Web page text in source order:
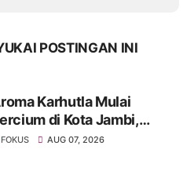
POSTINGAN INI
Karhutla Mulai
di Kota Jambi,
Diminta Waspada
FOKUS AUG 07, 2026